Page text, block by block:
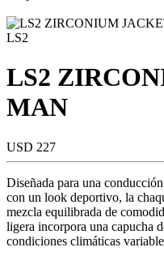
LS2
LS2
MAN
USD 227
Diseñada para una
con un look deportivo, la
mezcla equilibrada de
ligera incorpora una capucha
condiciones climáticas